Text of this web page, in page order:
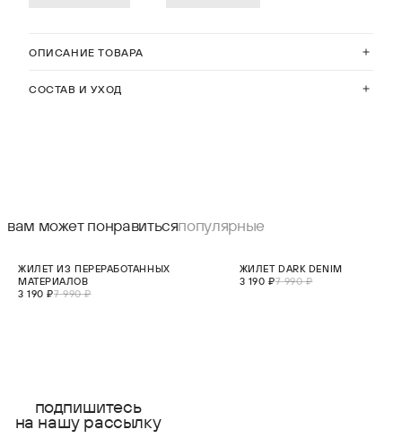
ОПИСАНИЕ ТОВАРА
СОСТАВ И УХОД
вам может понравитьсяпопулярные
XS
ЖИЛЕТ ИЗ ПЕРЕРАБОТАННЫХ
МАТЕРИАЛОВ
3 190 ₽7 990 ₽
МАЛО
ЖИЛЕТ DARK DENIM
3 190 ₽7 990 ₽
подпишитесь
на нашу рассылку